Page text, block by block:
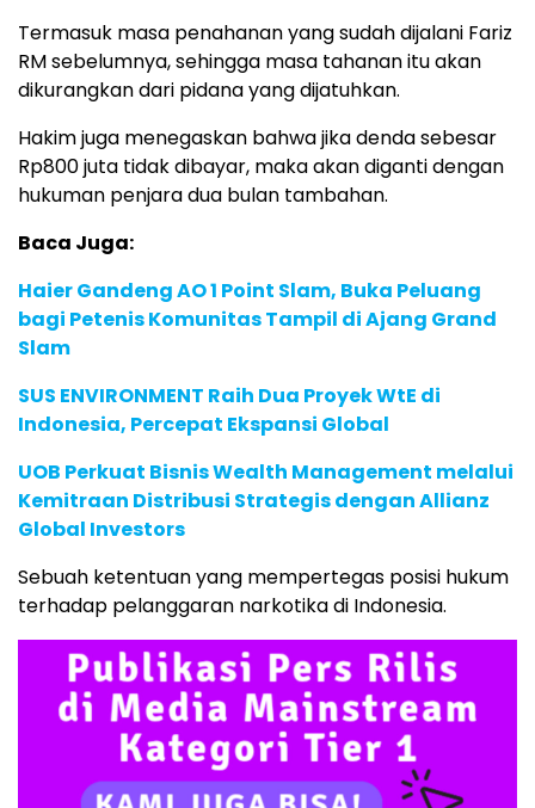
Termasuk masa penahanan yang sudah dijalani Fariz
RM sebelumnya, sehingga masa tahanan itu akan
dikurangkan dari pidana yang dijatuhkan.
Hakim juga menegaskan bahwa jika denda sebesar
Rp800 juta tidak dibayar, maka akan diganti dengan
hukuman penjara dua bulan tambahan.
Baca Juga:
Haier Gandeng AO 1 Point Slam, Buka Peluang
bagi Petenis Komunitas Tampil di Ajang Grand
Slam
SUS ENVIRONMENT Raih Dua Proyek WtE di
Indonesia, Percepat Ekspansi Global
UOB Perkuat Bisnis Wealth Management melalui
Kemitraan Distribusi Strategis dengan Allianz
Global Investors
Sebuah ketentuan yang mempertegas posisi hukum
terhadap pelanggaran narkotika di Indonesia.